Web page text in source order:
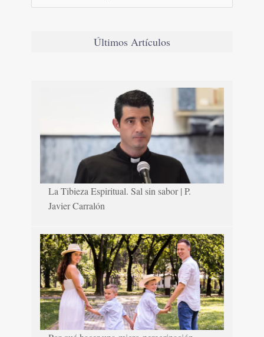
Últimos Artículos
La Tibieza Espiritual. Sal sin sabor | P.
Javier Carralón